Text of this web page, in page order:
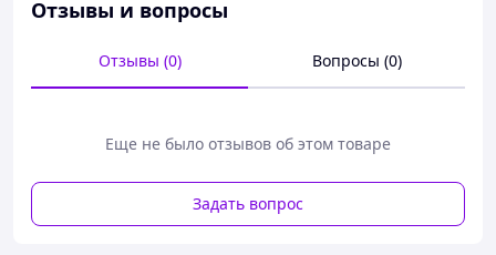
Тканина: домоткане полотно
Колір тканини: блакитний
полотна. Техніка виконання: ручна робота
Колір вишивки: сизий, блакитний, чорний,
Отзывы и вопросы
Отзывы (0) Вопросы (0)
Еще не было отзывов об этом товаре
Задать вопрос